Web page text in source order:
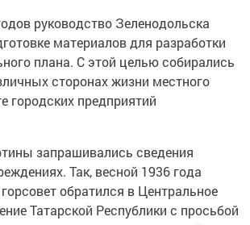
руководство Зеленодольска
материалов для разработки
плана. С этой целью собирались
сторонах жизни местного
городских предприятий
запрашивались сведения
Так, весной 1936 года
обратился в Центральное
Татарской Республики с просьбой